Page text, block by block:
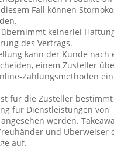
Fall können
übernimmt keinerlei
des Vertrags.
kann der Kunde nach
einem Zusteller
Zahlungsmethoden
für die Zusteller
für Dienstleistungen von
angesehen werden.
und Überweiser
auf.